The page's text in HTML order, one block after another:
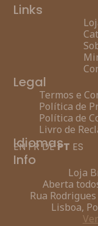
Links
Legal
Termos e
Política de
Política de
Livro de
Idiomas
EN FR DEPT ES
Info
Loja
Aberta
Rua
Lisboa,